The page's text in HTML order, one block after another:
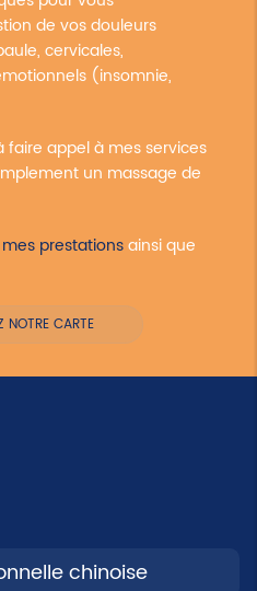
de vos douleurs
cervicales,
(insomnie,
faire appel à mes services
un massage de
mes prestationsainsi que
NOTRE CARTE
chinoise